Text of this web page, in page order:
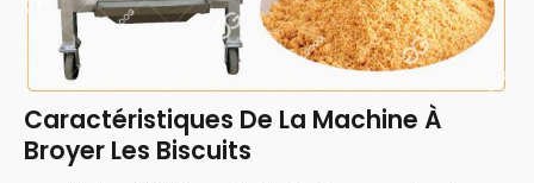
Caractéristiques De La Machine À
Broyer Les Biscuits